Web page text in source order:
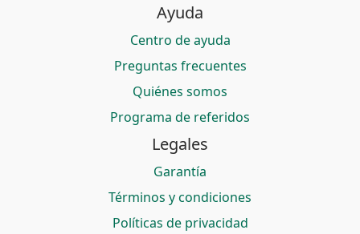
Ayuda
Centro de ayuda
Preguntas frecuentes
Quiénes somos
Programa de referidos
Legales
Garantía
Términos y condiciones
Políticas de privacidad